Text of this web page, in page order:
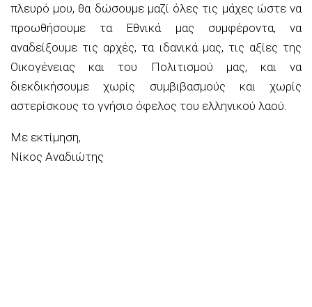
πλευρό μου, θα δώσουμε μαζί όλες τις μάχες ώστε να
προωθήσουμε τα Εθνικά μας συμφέροντα, να
αναδείξουμε τις αρχές, τα ιδανικά μας, τις αξίες της
Οικογένειας και του Πολιτισμού μας, και να
διεκδικήσουμε χωρίς συμβιβασμούς και χωρίς
αστερίσκους το γνήσιο όφελος του ελληνικού λαού.
Με εκτίμηση,
Νίκος Αναδιώτης